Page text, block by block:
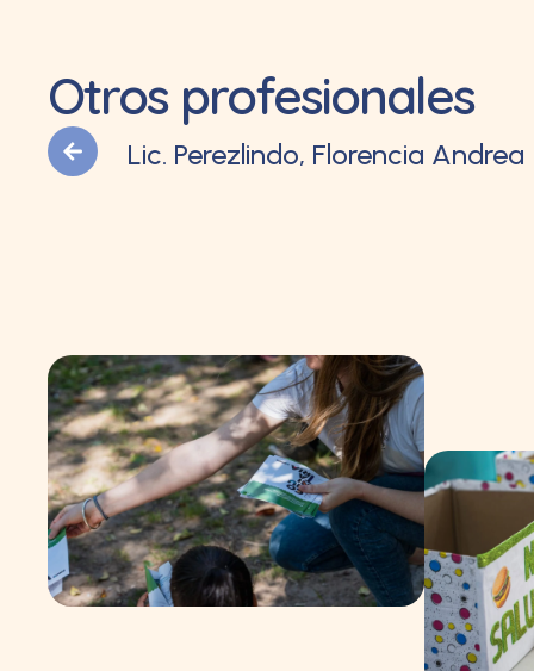
Otros profesionales
Lic. Perezlindo, Florencia Andrea